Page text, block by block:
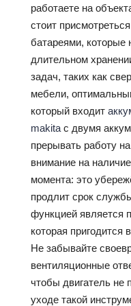
работаете на
стоит
батареями, которые
длительном
задач, таких как
мебели,
который входит
makita с двумя
прерывать работу
внимание на
момента: это
продлит срок
функцией является
которая
Не забывайте
вентиляционные
чтобы двигатель не
уходе такой